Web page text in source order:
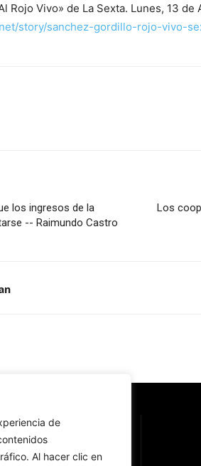
de
Al hacer clic en
Rojo Vivo» de La Sexta. Lunes, 13 de
story/sanchez-gordillo-rojo-vivo-
los ingresos de la
-- Raimundo Castro
Los